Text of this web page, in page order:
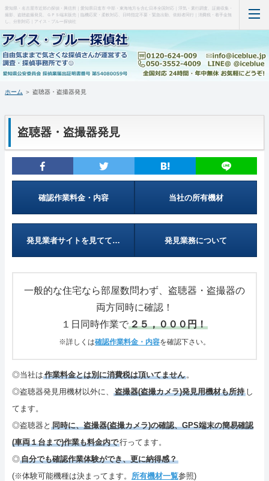
愛知県・名古屋市近郊の探偵・興信所｜愛知県日進市 中部・東海地方を含む日本全国対応｜浮気・素行調査、証拠収集・
撮影、盗聴盗撮発見、ＧＰＳ端末販売｜臨機応変・柔軟対応、日時指定不要・緊急出動、依頼者同行｜消費税・着手金無
し、分割対応｜アイス・ブルー探偵社
ホーム
当事務所について（はじめに・事務所概要）
特徴など(違い・緊急出動・暗所カメラ)
盗聴器・盗撮器発見(料金・機材など)
ＧＰＳ端末の紹介・販売
お問い合わせ・調査の流れ
特定商取引表記・プライバシーポリシー
ご連絡(電話,メール,ブログ,SNS)
カテゴリーメニュー
サイトマップ
ホーム ＞ 盗聴器・盗撮器発見
盗聴器・盗撮器発見
確認作業料金・内容 当社の所有機材
発見業者サイトを見てて… 発見業務について
一般的な住宅なら部屋数問わず、盗聴器・盗撮器の
両方同時に確認！
１日同時作業で２５，０００円！
※詳しくは確認作業料金・内容を確認下さい。
◎当社は 作業料金とは別に消費税は頂いてません 。
◎盗聴器発見用機材以外に、
盗撮器(盗撮カメラ)発見用機材も所持 し
てます。
◎盗聴器と 同時に、盗撮器(盗撮カメラ)の確認、GPS端末の簡易確認
(車両１台まで)作業も料金内で行ってます。
◎自分でも確認作業体験ができ、更に納得感？
(※体験可能機種は決まってます。 所有機材一覧参照)